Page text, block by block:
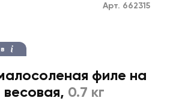
Арт. 662315
филе на
, 0.7 кг